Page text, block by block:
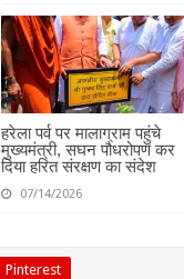
हरेला पर्व पर मालाग्राम पहुंचे
मुख्यमंत्री, सघन पौधरोपण कर
दिया हरित संरक्षण का संदेश
07/14/2026
Pinterest